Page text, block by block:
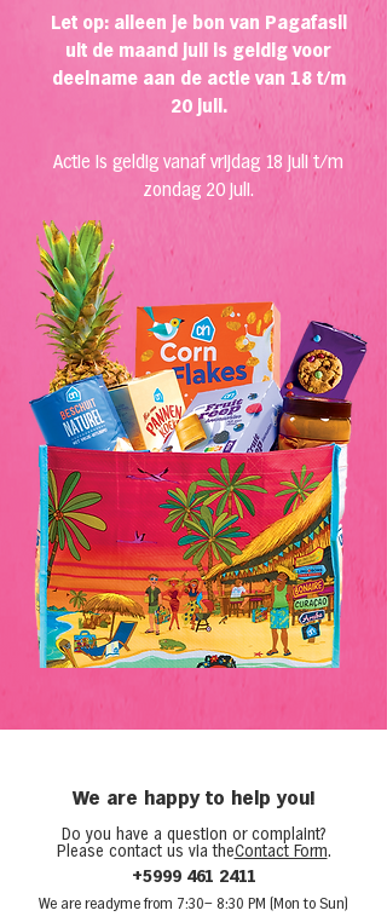
Let op: alleen je bon van Pagafasil
uit de maand juli is geldig voor
deelname aan de actie van 18 t/m
20 juli.
Actie is geldig vanaf vrijdag 18 juli t/m
zondag 20 juli.
We are happy to help you!
Do you have a question or complaint?
Please contact us via theContact Form.
+5999 461 2411
We are readyme from 7:30– 8:30 PM (Mon to Sun)